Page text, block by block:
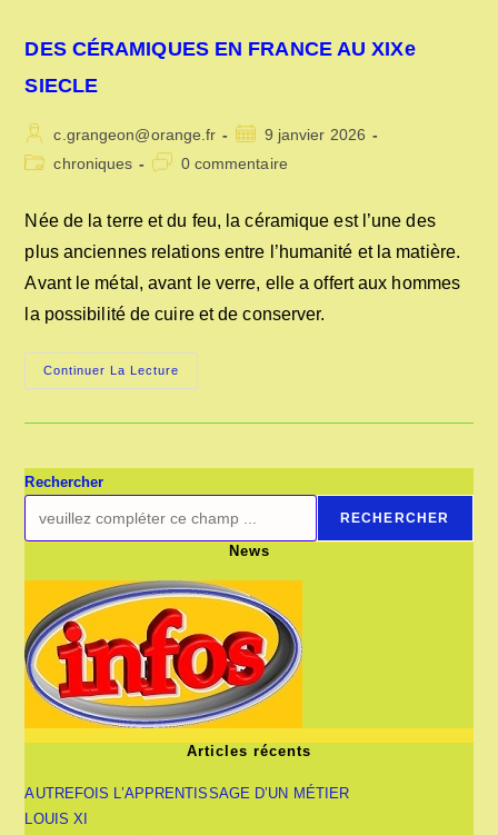
DES CÉRAMIQUES EN FRANCE AU XIXe
SIECLE
Auteur/autrice
de
c.grangeon@orange.fr
Publication
publiée :
9 janvier 2026
Postchroniques
Commentaires
publication :
0 commentaire
Née de la terre et du feu, la céramique est l’une des
plus anciennes relations entre l’humanité et la matière.
Avant le métal, avant le verre, elle a offert aux hommes
la possibilité de cuire et de conserver.
Continuer La Lecture
CÉRAMIQUES
SIECLE
Rechercher
RECHERCHER
News
Articles récents
AUTREFOIS L’APPRENTISSAGE D’UN MÉTIER
LOUIS XI